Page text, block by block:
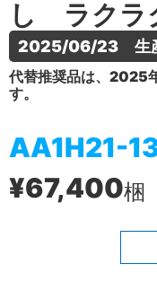
し ラクラ
2025/06/23　生
代替推奨品は、2025
す。
AA1H21-
¥67,400梱